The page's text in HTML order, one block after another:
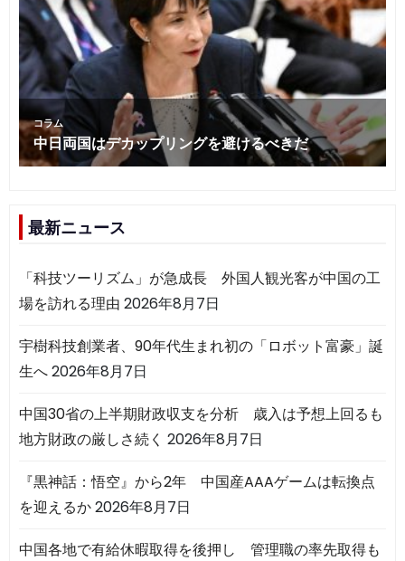
最新ニュース
「科技ツーリズム」が急成長 外国人観光客が中国の工
場を訪れる理由 2026年8月7日
宇樹科技創業者、90年代生まれ初の「ロボット富豪」誕
生へ2026年8月7日
中国30省の上半期財政収支を分析 歳入は予想上回るも
地方財政の厳しさ続く 2026年8月7日
『黒神話：悟空』から2年 中国産AAAゲームは転換点
を迎えるか2026年8月7日
中国各地で有給休暇取得を後押し 管理職の率先取得も